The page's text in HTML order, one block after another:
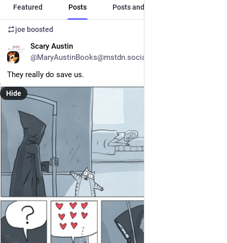
Featured Posts Posts and replies
joe boosted
Scary Austin
@MaryAustinBooks@mstdn.social
They really do save us.
Hide